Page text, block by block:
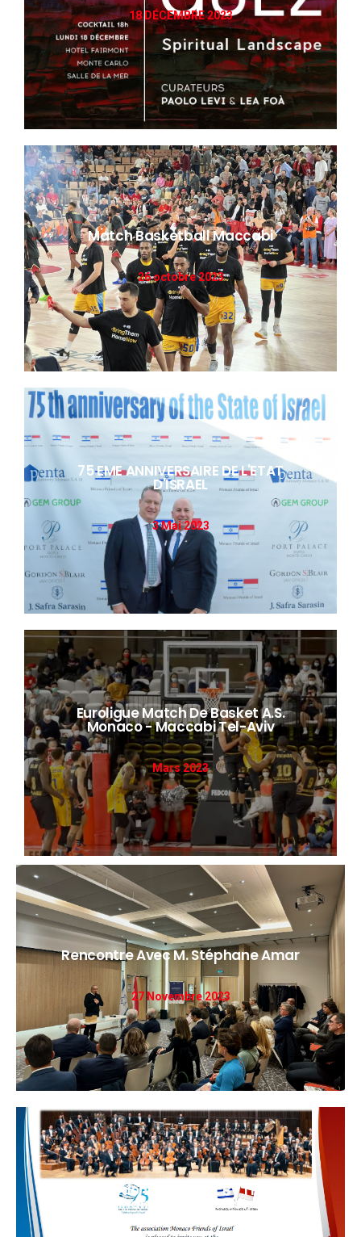
18 DÉCEMBRE 2023
DÉCOUVRIR
Match Basketball Maccabi
26 octobre 2023
DÉCOUVRIR
75 EME ANNIVERSAIRE DE L'ETAT
D'ISRAEL
3 Mai 2023
DÉCOUVRIR
Euroligue Match De Basket A.S.
Monaco - Maccabi Tel-Aviv
Mars 2023
DÉCOUVRIR
Rencontre Avec M. Stéphane Amar
27 Novembre 2023
DÉCOUVRIR
The Exceptional Concert By The Israel
Philharmonic Orchestra